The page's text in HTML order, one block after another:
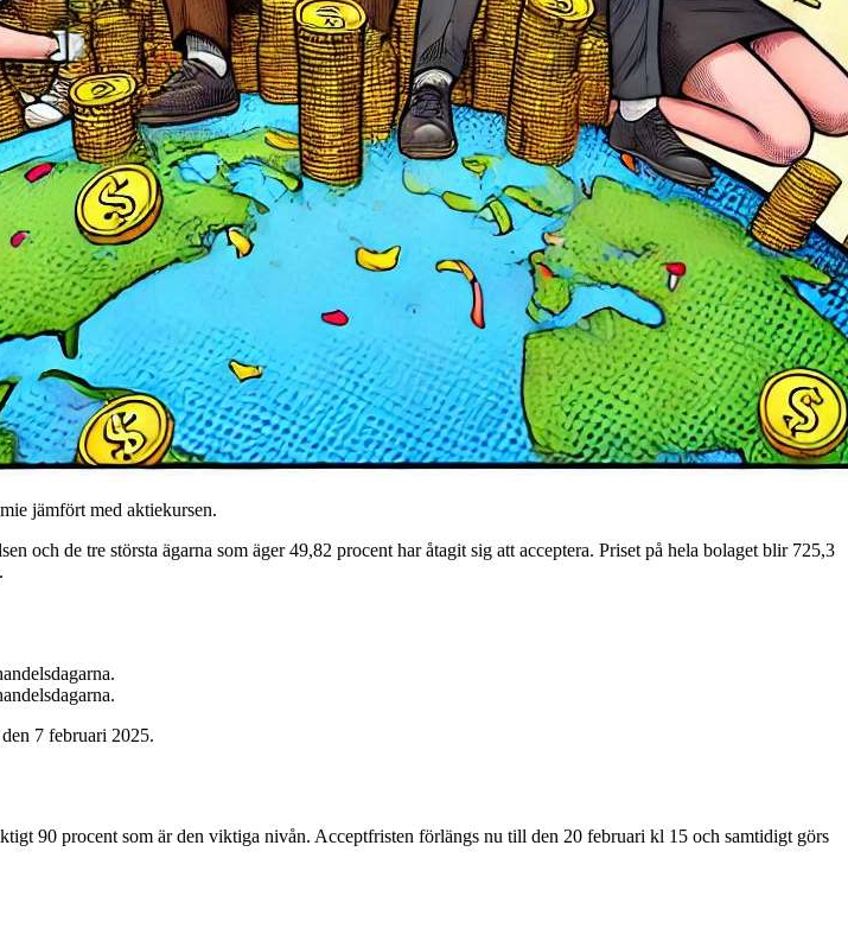
jämfört med aktiekursen.
och de tre största ägarna som äger 49,82 procent har åtagit sig att acceptera. Priset på hela bolaget blir 725,3
7 februari 2025.
90 procent som är den viktiga nivån. Acceptfristen förlängs nu till den 20 februari kl 15 och samtidigt görs